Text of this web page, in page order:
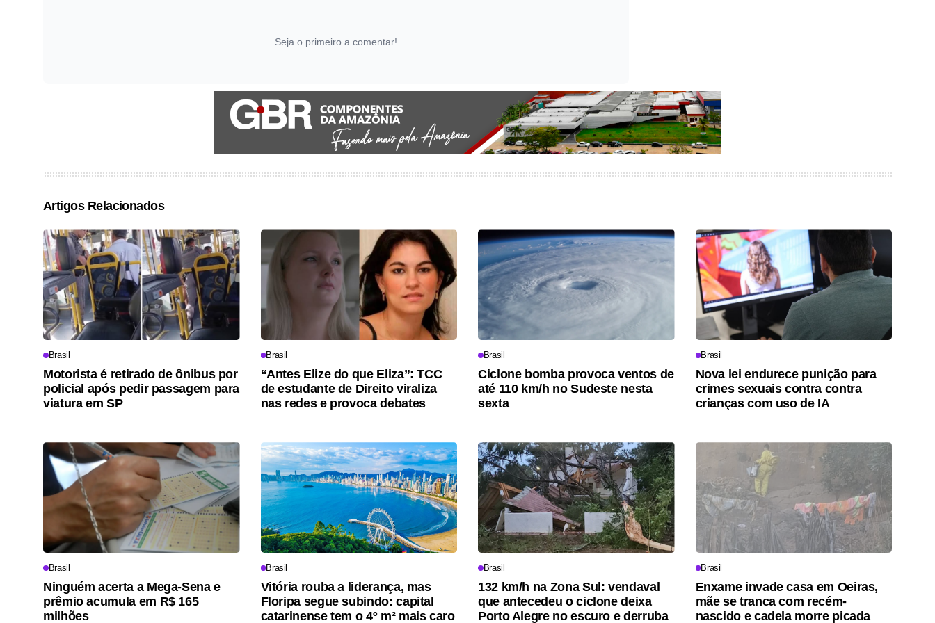
Seja o primeiro a comentar!
Artigos Relacionados
Brasil
Motorista é retirado de ônibus por
policial após pedir passagem para
viatura em SP
Brasil
“Antes Elize do que Eliza”: TCC
de estudante de Direito viraliza
nas redes e provoca debates
Brasil
Ciclone bomba provoca ventos de
até 110 km/h no Sudeste nesta
sexta
Brasil
Nova lei endurece punição para
crimes sexuais contra contra
crianças com uso de IA
Brasil
Ninguém acerta a Mega-Sena e
prêmio acumula em R$ 165
milhões
Brasil
Vitória rouba a liderança, mas
Floripa segue subindo: capital
catarinense tem o 4º m² mais caro
Brasil
132 km/h na Zona Sul: vendaval
que antecedeu o ciclone deixa
Porto Alegre no escuro e derruba
Brasil
Enxame invade casa em Oeiras,
mãe se tranca com recém-
nascido e cadela morre picada